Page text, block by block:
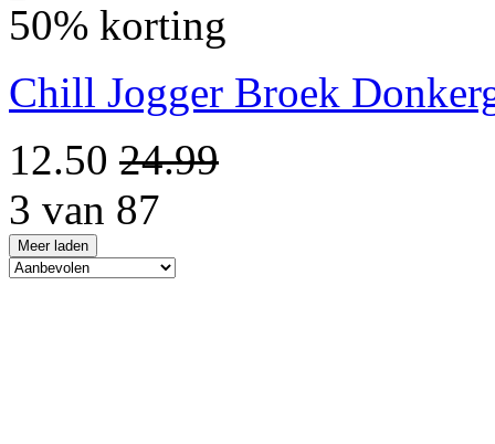
50% korting
Chill Jogger Broek
12.50 24.99
3 van 87
Meer laden